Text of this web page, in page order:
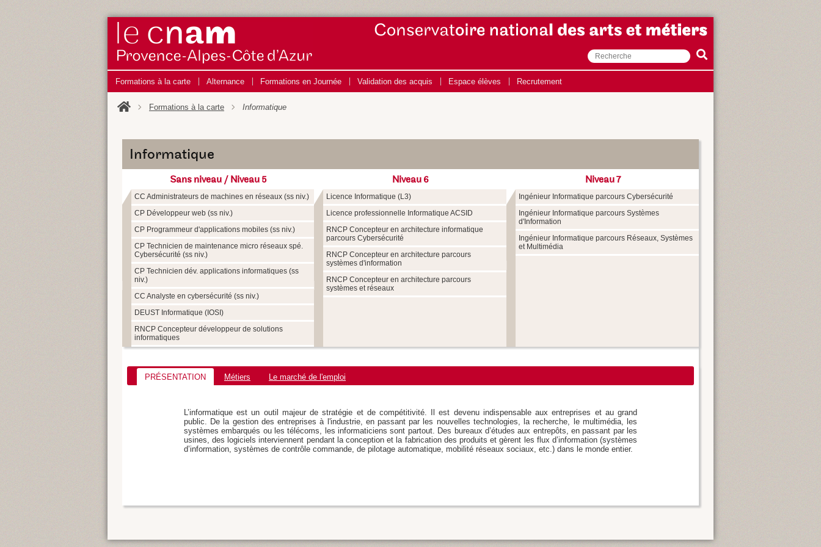
Formations à la carte Alternance Formations en Journée Validation des acquis Espace élèves Recrutement
Formations à la carte Informatique
Informatique
Sans niveau / Niveau 5
CC Administrateurs de machines en réseaux (ss niv.)
CP Développeur web (ss niv.)
CP Programmeur d'applications mobiles (ss niv.)
CP Technicien de maintenance micro réseaux spé.
Cybersécurité (ss niv.)
CP Technicien dév. applications informatiques (ss
niv.)
CC Analyste en cybersécurité (ss niv.)
DEUST Informatique (IOSI)
RNCP Concepteur développeur de solutions
informatiques
Niveau 6
Licence Informatique (L3)
Licence professionnelle Informatique ACSID
RNCP Concepteur en architecture informatique
parcours Cybersécurité
RNCP Concepteur en architecture parcours
systèmes d'information
RNCP Concepteur en architecture parcours
systèmes et réseaux
Niveau 7
Ingénieur Informatique parcours Cybersécurité
Ingénieur Informatique parcours Systèmes
d'Information
Ingénieur Informatique parcours Réseaux, Systèmes
et Multimédia
PRÉSENTATION Métiers Le marché de l'emploi
L’informatique est un outil majeur de stratégie et de compétitivité. Il est devenu indispensable aux entreprises et au grand
public. De la gestion des entreprises à l'industrie, en passant par les nouvelles technologies, la recherche, le multimédia, les
systèmes embarqués ou les télécoms, les informaticiens sont partout. Des bureaux d’études aux entrepôts, en passant par les
usines, des logiciels interviennent pendant la conception et la fabrication des produits et gèrent les flux d’information (systèmes
d’information, systèmes de contrôle commande, de pilotage automatique, mobilité réseaux sociaux, etc.) dans le monde entier.